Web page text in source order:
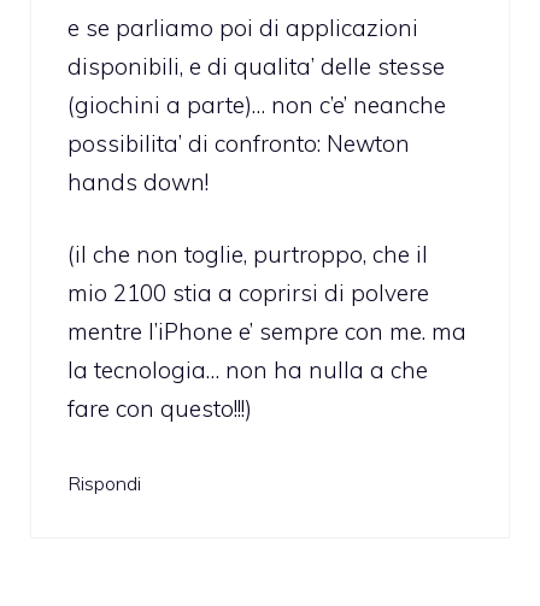
e se parliamo poi di applicazioni
disponibili, e di qualita’ delle stesse
(giochini a parte)… non c’e’ neanche
possibilita’ di confronto: Newton
hands down!
(il che non toglie, purtroppo, che il
mio 2100 stia a coprirsi di polvere
mentre l’iPhone e’ sempre con me. ma
la tecnologia… non ha nulla a che
fare con questo!!!)
Rispondi